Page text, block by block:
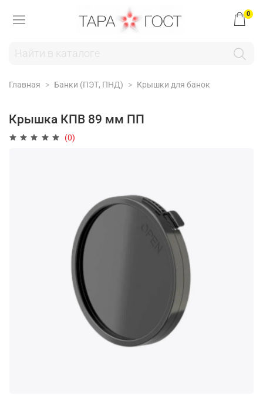
0
Главная Банки (ПЭТ, ПНД) Крышки для банок
Крышка КПВ 89 мм ПП
(0)